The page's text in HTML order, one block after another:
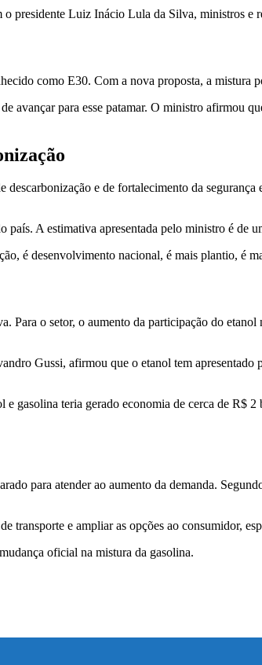
presidente Luiz Inácio Lula da Silva, ministros e
como E30. Com a nova proposta, a mistura
avançar para esse patamar. O ministro afirmou
e de fortalecimento da
A estimativa apresentada pelo ministro é de
é desenvolvimento nacional, é mais plantio, é
Para o setor, o aumento da participação do
Gussi, afirmou que o etanol tem
gasolina teria gerado economia de cerca de R$
para atender ao aumento da demanda.
transporte e ampliar as opções ao consumidor,
oficial na mistura da gasolina.